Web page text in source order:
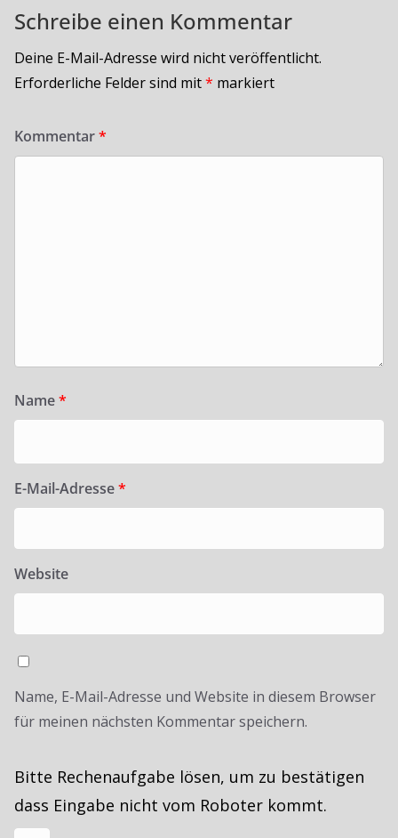
Schreibe einen Kommentar
Deine E-Mail-Adresse wird nicht veröffentlicht.
Erforderliche Felder sind mit* markiert
Kommentar*
Name*
E-Mail-Adresse*
Website
Name, E-Mail-Adresse und Website in diesem Browser
für meinen nächsten Kommentar speichern.
Bitte Rechenaufgabe lösen, um zu bestätigen
dass Eingabe nicht vom Roboter kommt.